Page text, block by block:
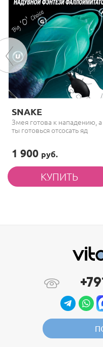
SNAKE
Змея готова к нападению, а
ты готовься отсосать яд
1 900 руб.